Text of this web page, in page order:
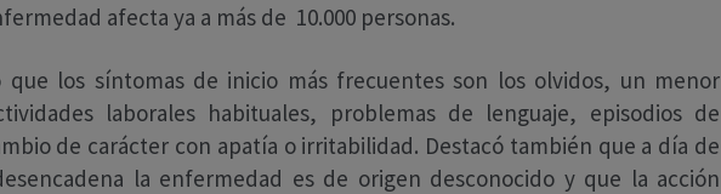
afecta ya a más de 10.000 personas.
que los síntomas de inicio más frecuentes son los olvidos, un menor
laborales habituales, problemas de lenguaje, episodios de
de carácter con apatía o irritabilidad. Destacó también que a día de
la enfermedad es de origen desconocido y que la acción